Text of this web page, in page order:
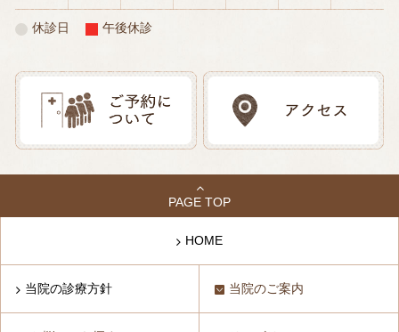
休診日 午後休診
PAGE TOP
HOME
当院の診療方針 当院のご案内